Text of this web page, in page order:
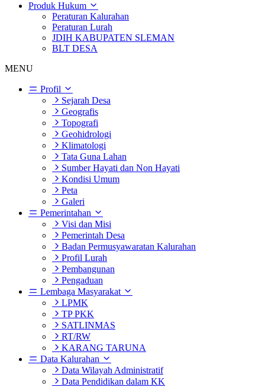
Produk Hukum
Peraturan Kalurahan
Peraturan Lurah
JDIH KABUPATEN SLEMAN
BLT DESA
MENU
Profil
Sejarah Desa
Geografis
Topografi
Geohidrologi
Klimatologi
Tata Guna Lahan
Sumber Hayati dan Non Hayati
Kondisi Umum
Peta
Galeri
Pemerintahan
Visi dan Misi
Pemerintah Desa
Badan Permusyawaratan Kalurahan
Profil Lurah
Pembangunan
Pengaduan
Lembaga Masyarakat
LPMK
TP PKK
SATLINMAS
RT/RW
KARANG TARUNA
Data Kalurahan
Data Wilayah Administratif
Data Pendidikan dalam KK